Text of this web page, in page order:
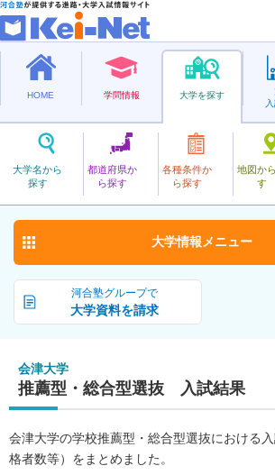
HOME 学問情報 大学を探す
大学名から
探す
都道府県か
ら探す
各種条件か
ら探す
地図か
す
公立
あいづ
会津大学
河合塾グループで
大学資料を請求
大学情報 メニュー
会津大学
推薦型・総合型選抜 入試結果
会津大学の学校推薦型・総合型選抜における
格者数等）をまとめました。